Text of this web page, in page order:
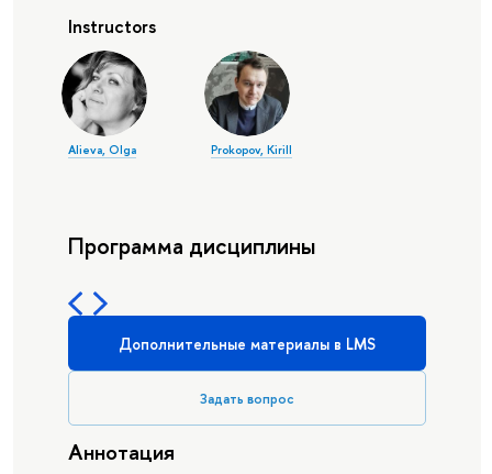
Instructors
Alieva, Olga Prokopov, Kirill
Программа дисциплины
Дополнительные материалы в LMS
Задать вопрос
Аннотация